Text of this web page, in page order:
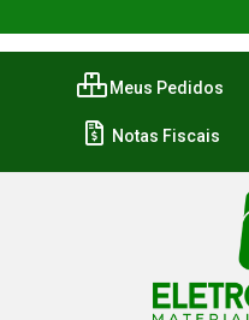
Meus Pedidos
Notas Fiscais